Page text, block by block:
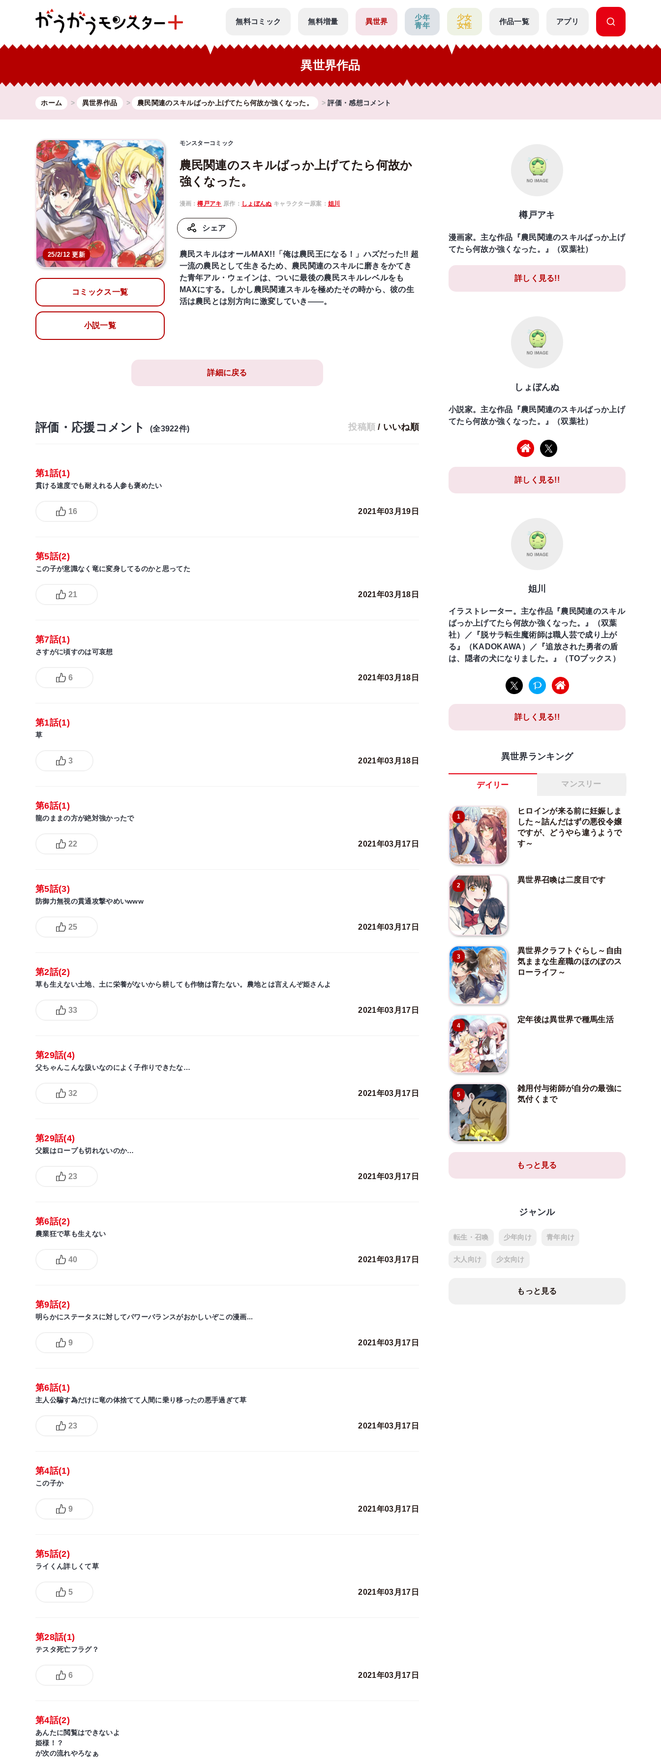
無料コミック 無料増量 異世界
少年
青年
少女
女性
作品一覧 アプリ
異世界作品
ホーム 異世界作品 農民関連のスキルばっか上げてたら何故か強くなった。 評価・感想コメント
25/2/12 更新
コミックス一覧
小説一覧
モンスターコミック
農民関連のスキルばっか上げてたら何故か
強くなった。
漫画：樽戸アキ 原作： しょぼんぬ キャラクター原案： 姐川
シェア
農民スキルはオールMAX!!「俺は農民王になる！」ハズだった!! 超
一流の農民として生きるため、農民関連のスキルに磨きをかてき
た青年アル・ウェインは、ついに最後の農民スキルレベルをも
MAXにする。しかし農民関連スキルを極めたその時から、彼の生
活は農民とは別方向に激変していき――。
詳細に戻る
評価・応援コメント (全3922件) 投稿順 / いいね順
第1話(1)
貫ける速度でも耐えれる人参も褒めたい
16 2021年03月19日
第5話(2)
この子が意識なく竜に変身してるのかと思ってた
21 2021年03月18日
第7話(1)
さすがに頃すのは可哀想
6 2021年03月18日
第1話(1)
草
3 2021年03月18日
第6話(1)
龍のままの方が絶対強かったで
22 2021年03月17日
第5話(3)
防御力無視の貫通攻撃やめいwww
25 2021年03月17日
第2話(2)
草も生えない土地、土に栄養がないから耕しても作物は育たない。農地とは言えんぞ姫さんよ
33 2021年03月17日
第29話(4)
父ちゃんこんな扱いなのによく子作りできたな…
32 2021年03月17日
第29話(4)
父親はロープも切れないのか…
23 2021年03月17日
第6話(2)
農業狂で草も生えない
40 2021年03月17日
第9話(2)
明らかにステータスに対してパワーバランスがおかしいぞこの漫画...
9 2021年03月17日
第6話(1)
主人公騙す為だけに竜の体捨てて人間に乗り移ったの悪手過ぎて草
23 2021年03月17日
第4話(1)
この子か
9 2021年03月17日
第5話(2)
ライくん詳しくて草
5 2021年03月17日
第28話(1)
テスタ死亡フラグ？
6 2021年03月17日
第4話(2)
あんたに閲覧はできないよ
姫様！？
が次の流れやろなぁ
樽戸アキ
漫画家。主な作品『農民関連のスキルばっか上げ
てたら何故か強くなった。』（双葉社）
詳しく見る!!
しょぼんぬ
小説家。主な作品『農民関連のスキルばっか上げ
てたら何故か強くなった。』（双葉社）
詳しく見る!!
姐川
イラストレーター。主な作品『農民関連のスキル
ばっか上げてたら何故か強くなった。』（双葉
社）／『脱サラ転生魔術師は職人芸で成り上が
る』（KADOKAWA）／『追放された勇者の盾
は、隠者の犬になりました。』（TOブックス）
詳しく見る!!
異世界ランキング
デイリー マンスリー
1
ヒロインが来る前に妊娠しま
した～詰んだはずの悪役令嬢
ですが、どうやら違うようで
す～
2
異世界召喚は二度目です
3
異世界クラフトぐらし～自由
気ままな生産職のほのぼのス
ローライフ～
4
定年後は異世界で種馬生活
5
雑用付与術師が自分の最強に
気付くまで
もっと見る
ジャンル
転生・召喚 少年向け 青年向け
大人向け 少女向け
もっと見る